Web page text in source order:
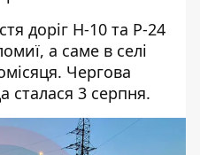
доріг Н-10 та Р-24
а саме в селі
Чергова
сталася 3 серпня.